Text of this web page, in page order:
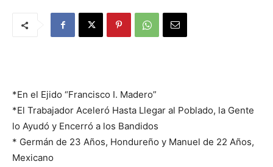
*En el Ejido “Francisco I. Madero”
*El Trabajador Aceleró Hasta Llegar al Poblado, la Gente
lo Ayudó y Encerró a los Bandidos
* Germán de 23 Años, Hondureño y Manuel de 22 Años,
Mexicano